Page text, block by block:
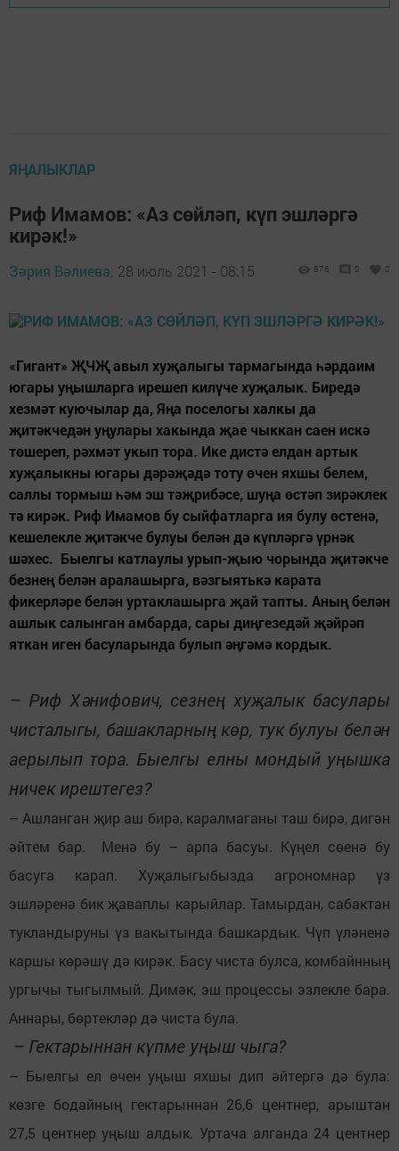
ЯҢАЛЫКЛАР
Риф Имамов: «Аз сөйләп, күп эшләргә
кирәк!»
Зәрия Вәлиева, 28 июль 2021 - 08:15 876 0 0
«Гигант» ҖЧҖ авыл хуҗалыгы тармагында һәрдаим
югары уңышларга ирешеп килүче хуҗалык. Биредә
хезмәт куючылар да, Яңа поселогы халкы да
җитәкчедән уңулары хакында җае чыккан саен искә
төшереп, рәхмәт укып тора. Ике дистә елдан артык
хуҗалыкны югары дәрәҗәдә тоту өчен яхшы белем,
саллы тормыш һәм эш тәҗрибәсе, шуңа өстәп зирәклек
тә кирәк. Риф Имамов бу сыйфатларга ия булу өстенә,
кешелекле җитәкче булуы белән дә күпләргә үрнәк
шәхес. Быелгы катлаулы урып-җыю чорында җитәкче
безнең белән аралашырга, вәзгыятькә карата
фикерләре белән уртаклашырга җай тапты. Аның белән
ашлык салынган амбарда, сары диңгезедәй җәйрәп
яткан иген басуларында булып әңгәмә кордык.
– Риф Хәнифович, сезнең хуҗалык басулары
чисталыгы, башакларның көр, тук булуы белән
аерылып тора. Быелгы елны мондый уңышка
ничек ирештегез?
– Ашланган җир аш бирә, каралмаганы таш бирә, дигән
әйтем бар. Менә бу – арпа басуы. Күңел сөенә бу
басуга карап. Хуҗалыгыбызда агрономнар үз
эшләренә бик җаваплы карыйлар. Тамырдан, сабактан
тукландыруны үз вакытында башкардык. Чүп үләненә
каршы көрәшү дә кирәк. Басу чиста булса, комбайнның
ургычы тыгылмый. Димәк, эш процессы эзлекле бара.
Аннары, бөртекләр дә чиста була.
– Гектарыннан күпме уңыш чыга?
– Быелгы ел өчен уңыш яхшы дип әйтергә дә була:
көзге бодайның гектарыннан 26,6 центнер, арыштан
27,5 центнер уңыш алдык. Уртача алганда 24 центнер